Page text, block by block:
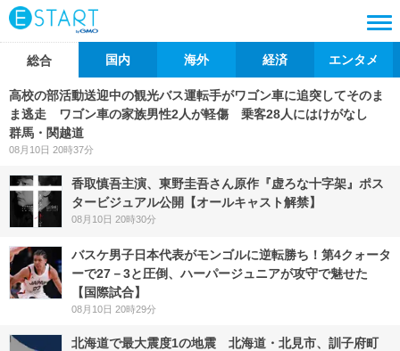
総合 国内 海外 経済 エンタメ
高校の部活動送迎中の観光バス運転手がワゴン車に追突してそのま
ま逃走 ワゴン車の家族男性2人が軽傷 乗客28人にはけがなし
群馬・関越道
08月10日 20時37分
香取慎吾主演、東野圭吾さん原作『虚ろな十字架』ポス
タービジュアル公開【オールキャスト解禁】
08月10日 20時30分
バスケ男子日本代表がモンゴルに逆転勝ち！第4クォータ
ーで27－3と圧倒、ハーパージュニアが攻守で魅せた
【国際試合】
08月10日 20時29分
北海道で最大震度1の地震 北海道・北見市、訓子府町